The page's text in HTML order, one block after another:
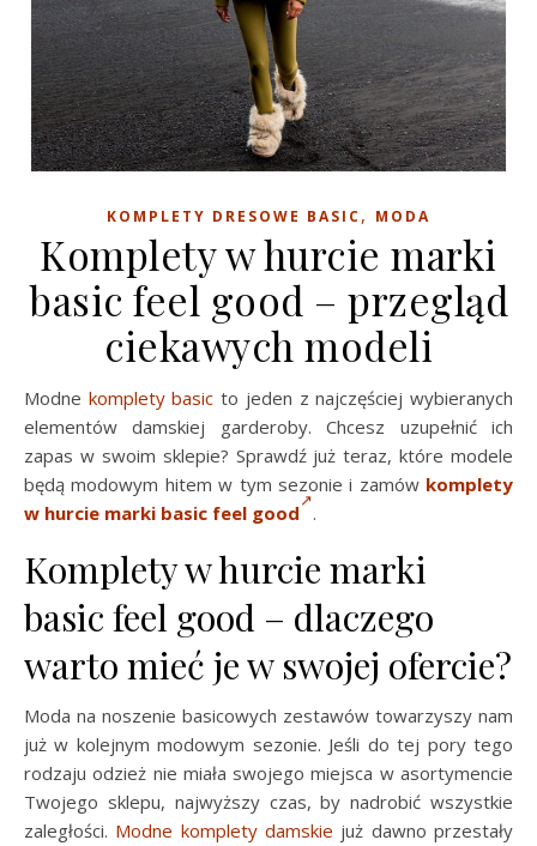
KOMPLETY DRESOWE BASIC, MODA
Komplety w hurcie marki
basic feel good – przegląd
ciekawych modeli
Modne komplety basic to jeden z najczęściej wybieranych
elementów damskiej garderoby. Chcesz uzupełnić ich
zapas w swoim sklepie? Sprawdź już teraz, które modele
będą modowym hitem w tym sezonie i zamów komplety
w hurcie marki basic feel good .
Komplety w hurcie marki
basic feel good – dlaczego
warto mieć je w swojej ofercie?
Moda na noszenie basicowych zestawów towarzyszy nam
już w kolejnym modowym sezonie. Jeśli do tej pory tego
rodzaju odzież nie miała swojego miejsca w asortymencie
Twojego sklepu, najwyższy czas, by nadrobić wszystkie
zaległości. Modne komplety damskie już dawno przestały